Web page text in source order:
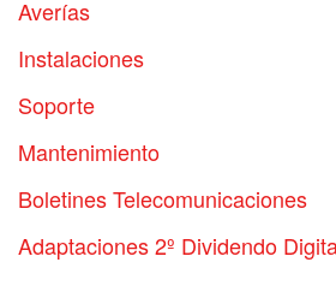
Averías
Instalaciones
Soporte
Mantenimiento
Boletines Telecomunicaciones
Adaptaciones 2º Dividendo